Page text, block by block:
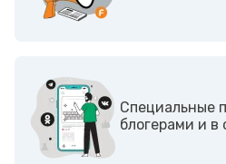
Cпециальные
блогерами и в